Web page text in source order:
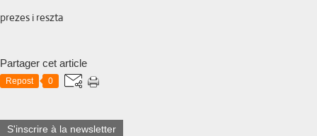
prezes i reszta
Partager cet article
Repost 0
S'inscrire à la newsletter